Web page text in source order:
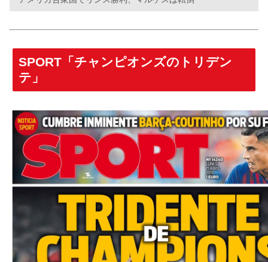
SPORT「チャンピオンズのトリデン
テ」